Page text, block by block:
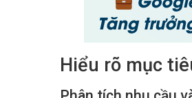
Hiểu rõ mục